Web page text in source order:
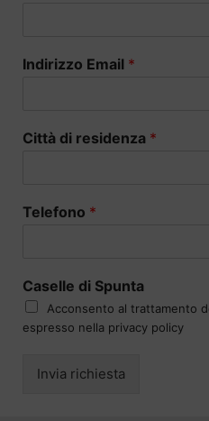
Indirizzo Email *
Città di residenza *
Telefono *
Caselle di Spunta
Acconsento al trattamento
espresso nella privacy policy
Invia richiesta